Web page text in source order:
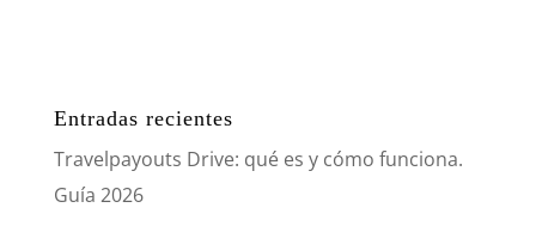
Entradas recientes
Travelpayouts Drive: qué es y cómo funciona.
Guía 2026